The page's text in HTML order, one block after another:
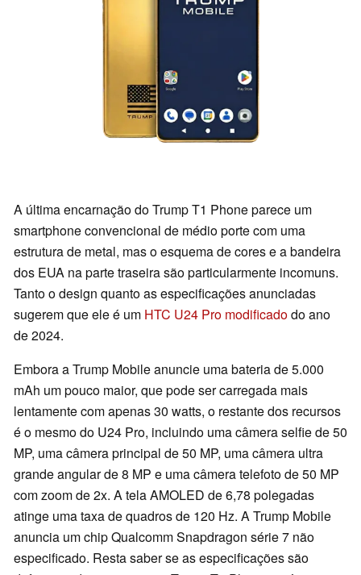
A última encarnação do Trump T1 Phone parece um
smartphone convencional de médio porte com uma
estrutura de metal, mas o esquema de cores e a bandeira
dos EUA na parte traseira são particularmente incomuns.
Tanto o design quanto as especificações anunciadas
sugerem que ele é um HTC U24 Pro modificadodo ano
de 2024.
Embora a Trump Mobile anuncie uma bateria de 5.000
mAh um pouco maior, que pode ser carregada mais
lentamente com apenas 30 watts, o restante dos recursos
é o mesmo do U24 Pro, incluindo uma câmera selfie de 50
MP, uma câmera principal de 50 MP, uma câmera ultra
grande angular de 8 MP e uma câmera telefoto de 50 MP
com zoom de 2x. A tela AMOLED de 6,78 polegadas
atinge uma taxa de quadros de 120 Hz. A Trump Mobile
anuncia um chip Qualcomm Snapdragon série 7 não
especificado. Resta saber se as especificações são